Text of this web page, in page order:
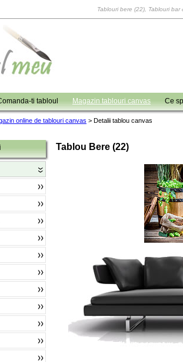
Tablouri bere (22), Tablouri
ti tabloul Magazin tablouri canvas Ce
online de tablouri canvas > Detalii tablou canvas
Tablou Bere (22)